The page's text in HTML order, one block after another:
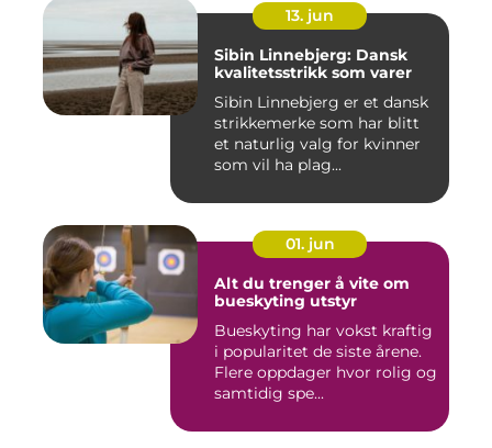
13. jun
Sibin Linnebjerg: Dansk
kvalitetsstrikk som varer
Sibin Linnebjerg er et dansk
strikkemerke som har blitt
et naturlig valg for kvinner
som vil ha plag...
01. jun
Alt du trenger å vite om
bueskyting utstyr
Bueskyting har vokst kraftig
i popularitet de siste årene.
Flere oppdager hvor rolig og
samtidig spe...